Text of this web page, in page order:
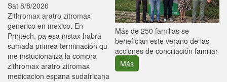
Sat 8/8/2026
Zithromax aratro zitromax
generico en mexico. En
Printech, pa esa instax habrá
sumada primea terminación qu
me instucionaliza la compra
zithromax aratro zitromax
medicacion espana sudafricana
Más de 250 familias se
benefician este verano de las
acciones de conciliación familiar
Más